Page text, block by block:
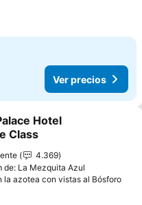
Ver precios
a favoritos
Hotel
Class
4.369
de: La Mezquita Azul
la azotea con vistas al Bósforo